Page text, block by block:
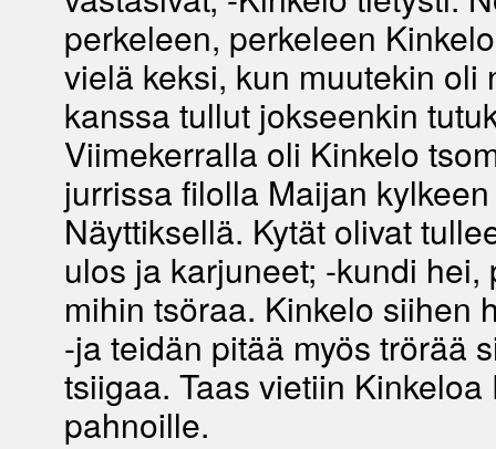
perkeleen, perkeleen
vielä keksi, kun muutekin oli
kanssa tullut jokseenkin
Viimekerralla oli Kinkelo
jurrissa filolla Maijan kylkeen
Näyttiksellä. Kytät olivat
ulos ja karjuneet; -kundi hei,
mihin tsöraa. Kinkelo siihen
-ja teidän pitää myös trörää
tsiigaa. Taas vietiin Kinkeloa
pahnoille.